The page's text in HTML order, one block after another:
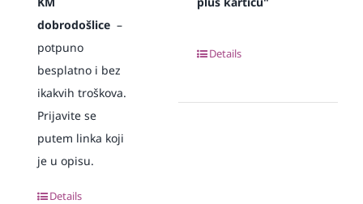
dobrodošlice–
potpuno
besplatno i bez
ikakvih troškova.
Prijavite se
putem linka koji
je u opisu.
Details
Details